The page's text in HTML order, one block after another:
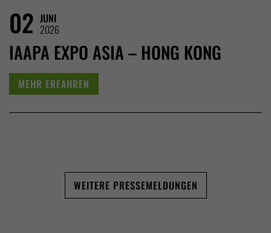
02 JUNI
2026
IAAPA EXPO ASIA – HONG KONG
MEHR ERFAHREN
WEITERE PRESSEMELDUNGEN